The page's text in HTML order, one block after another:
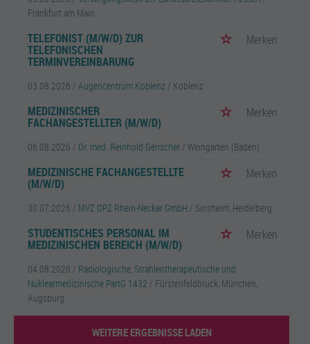
Frankfurt am Main
TELEFONIST (M/W/D) ZUR
TELEFONISCHEN
TERMINVEREINBARUNG
Merken
03.08.2026 / Augencentrum Koblenz / Koblenz
MEDIZINISCHER
FACHANGESTELLTER (M/W/D)
Merken
06.08.2026 / Dr. med. Reinhold Gerischer / Weingarten (Baden)
MEDIZINISCHE FACHANGESTELLTE
(M/W/D)
Merken
30.07.2026 / MVZ OPZ Rhein-Neckar GmbH / Sinsheim, Heidelberg
STUDENTISCHES PERSONAL IM
MEDIZINISCHEN BEREICH (M/W/D)
Merken
04.08.2026 / Radiologische, Strahlentherapeutische und
Nuklearmedizinische PartG 1432 / Fürstenfeldbruck, München,
Augsburg
WEITERE ERGEBNISSE LADEN